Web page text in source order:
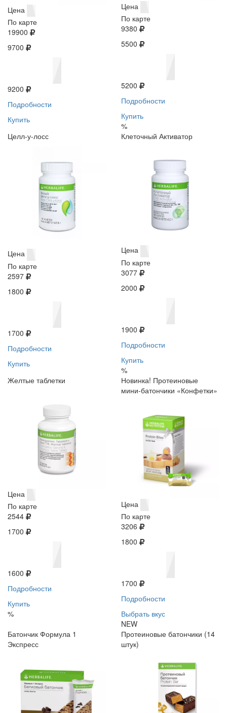
Цена
По карте
19900
9700
9200
Подробности
Купить
Цена
По карте
9380
5500
5200
Подробности
Купить
%
Целл-у-лосс
Цена
По карте
2597
1800
1700
Подробности
Купить
Клеточный Активатор
Цена
По карте
3077
2000
1900
Подробности
Купить
%
Желтые таблетки
Цена
По карте
2544
1700
1600
Подробности
Купить
%
Новинка! Протеиновые
мини-батончики «Конфетки»
Цена
По карте
3206
1800
1700
Подробности
Выбрать вкус
NEW
Батончик Формула 1
Экспресс
Протеиновые батончики (14
штук)